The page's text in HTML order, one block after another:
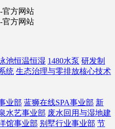
池恒温恒湿 1480水泵 研发制
统 生态治理与零排放核心技术
业部 蓝狮在线SPA事业部 新
水艺事业部 废水回用与湿地建
馆事业部 别墅行业事业部 节